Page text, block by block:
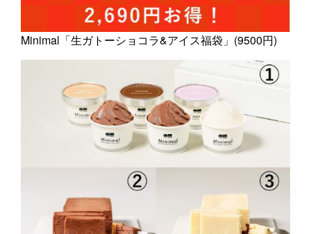
Minimal「生ガトーショコラ&アイス福袋」(9500円)